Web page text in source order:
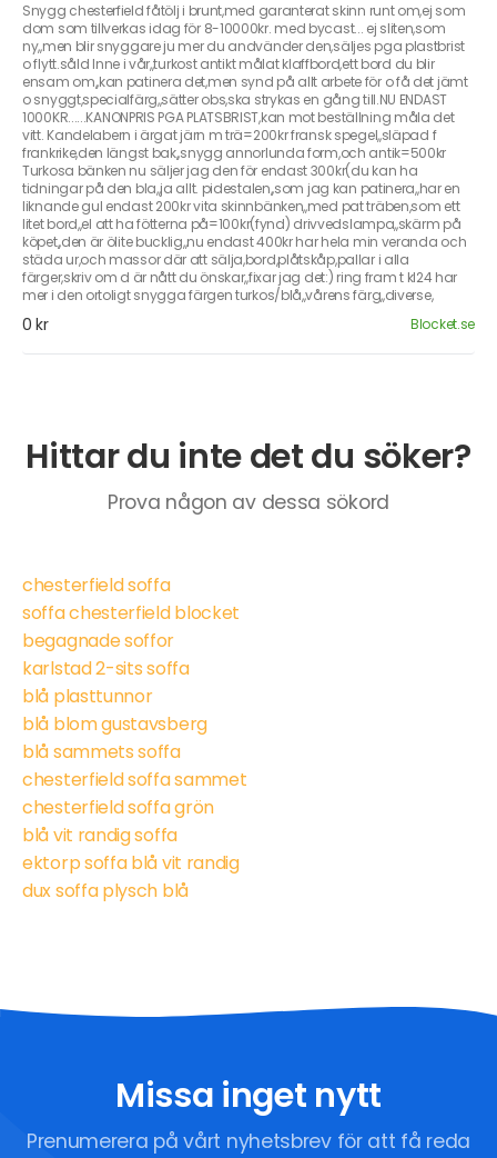
Snygg chesterfield fåtölj i brunt,med garanterat skinn runt om,ej som
dom som tillverkas idag för 8-10000kr. med bycast... ej sliten,som
ny,,men blir snyggare ju mer du andvänder den,säljes pga plastbrist
o flytt.såld Inne i vår,,turkost antikt målat klaffbord,ett bord du blir
ensam om,,kan patinera det,men synd på allt arbete för o få det jämt
o snyggt,specialfärg,,sätter obs,ska strykas en gång till.NU ENDAST
1000KR......KANONPRIS PGA PLATSBRIST,kan mot beställning måla det
vitt. Kandelabern i ärgat järn m trä=200kr fransk spegel,,släpad f
frankrike,den längst bak,,snygg annorlunda form,och antik=500kr
Turkosa bänken nu säljer jag den för endast 300kr(du kan ha
tidningar på den bla,,ja allt. pidestalen,,som jag kan patinera,,har en
liknande gul endast 200kr vita skinnbänken,,med pat träben,som ett
litet bord,,el att ha fötterna på=100kr(fynd) drivvedslampa,,skärm på
köpet,,den är ölite bucklig,,nu endast 400kr har hela min veranda och
städa ur,och massor där att sälja,bord,plåtskåp,pallar i alla
färger,skriv om d är nått du önskar,,fixar jag det:) ring fram t kl24 har
mer i den ortoligt snygga färgen turkos/blå,,vårens färg,,diverse,
0 kr Blocket.se
Hittar du inte det du söker?
Prova någon av dessa sökord
chesterfield soffa
soffa chesterfield blocket
begagnade soffor
karlstad 2-sits soffa
blå plasttunnor
blå blom gustavsberg
blå sammets soffa
chesterfield soffa sammet
chesterfield soffa grön
blå vit randig soffa
ektorp soffa blå vit randig
dux soffa plysch blå
Missa inget nytt
Prenumerera på vårt nyhetsbrev för att få reda